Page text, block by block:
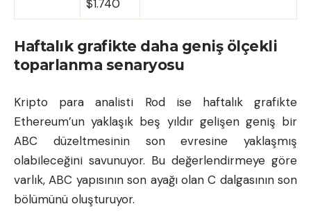
$1.740
Haftalık grafikte daha geniş ölçekli
toparlanma senaryosu
Kripto para analisti Rod ise haftalık grafikte
Ethereum’un yaklaşık beş yıldır gelişen geniş bir
ABC düzeltmesinin son evresine yaklaşmış
olabileceğini savunuyor. Bu değerlendirmeye göre
varlık, ABC yapısının son ayağı olan C dalgasının son
bölümünü oluşturuyor.